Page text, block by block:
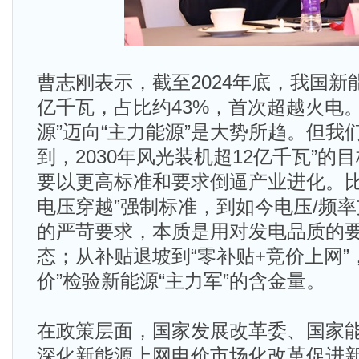
曹志刚表示，截至2024年底，我国新
亿千瓦，占比约43%，首次超越火电
源”迈向“主力能源”是大势所趋。但我
到，‌2030年风光装机超12亿千瓦”的
要以更高标准和要求倒逼产业进化。
电压穿越”强制标准，到如今电压/频
的严苛要求，本质是用对发电品质的
态；从补贴退坡到“零补贴+竞价上网”
价”检验新能源“主力军”的含金量。
在政策层面，国家发展改革委、国家